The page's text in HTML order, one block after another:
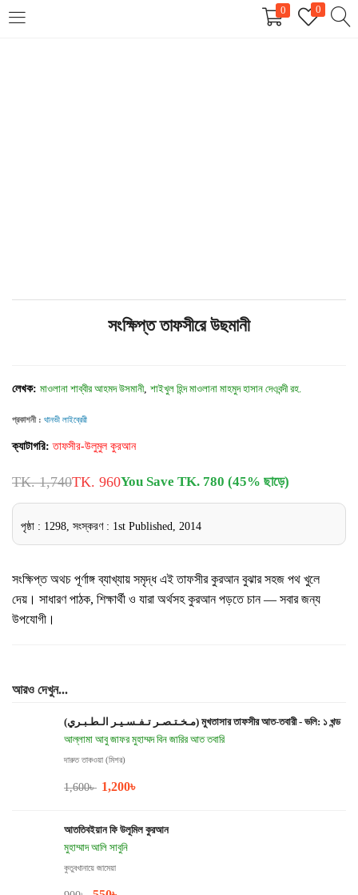
0
0
REGISTER
সংক্ষিপ্ত তাফসীরে উছমানী
লেখক: মাওলানা শাব্বীর আহমদ উসমানী, শাইখুল হিন্দ মাওলানা মাহমুদ হাসান দেওবন্দী রহ.
প্রকাশনী : থানভী লাইব্রেরী
ক্যাটাগরি:তাফসীর-উলুমুল কুরআন
TK. 1,740TK. 960You Save TK. 780 (45% ছাড়ে)
পৃষ্ঠা : 1298, সংস্করণ : 1st Published, 2014
সংক্ষিপ্ত অথচ পূর্ণাঙ্গ ব্যাখ্যায় সমৃদ্ধ এই তাফসীর কুরআন বুঝার সহজ পথ খুলে
দেয়। সাধারণ পাঠক, শিক্ষার্থী ও যারা অর্থসহ কুরআন পড়তে চান — সবার জন্য
উপযোগী।
আরও দেখুন...
(مـخـتـصـر تـفـسـيـر الـطـبـري) মুখতাসার তাফসীর আত-তবারী - ভলি: ১ খন্ড
আল্লামা আবু জাফর মুহাম্মদ বিন জারির আত তবারি
দারুত তাকওয়া (মিশর)
1,600৳ 1,200৳
আততিবইয়ান ফি উলূমিল কুরআন
মুহাম্মাদ আলি সাবুনি
কুতুবখানায়ে জামেয়া